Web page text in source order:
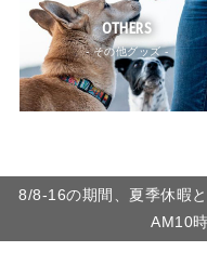
OTHERS
- その他グッズ -
8/8-16の期間、夏季休暇
AM10